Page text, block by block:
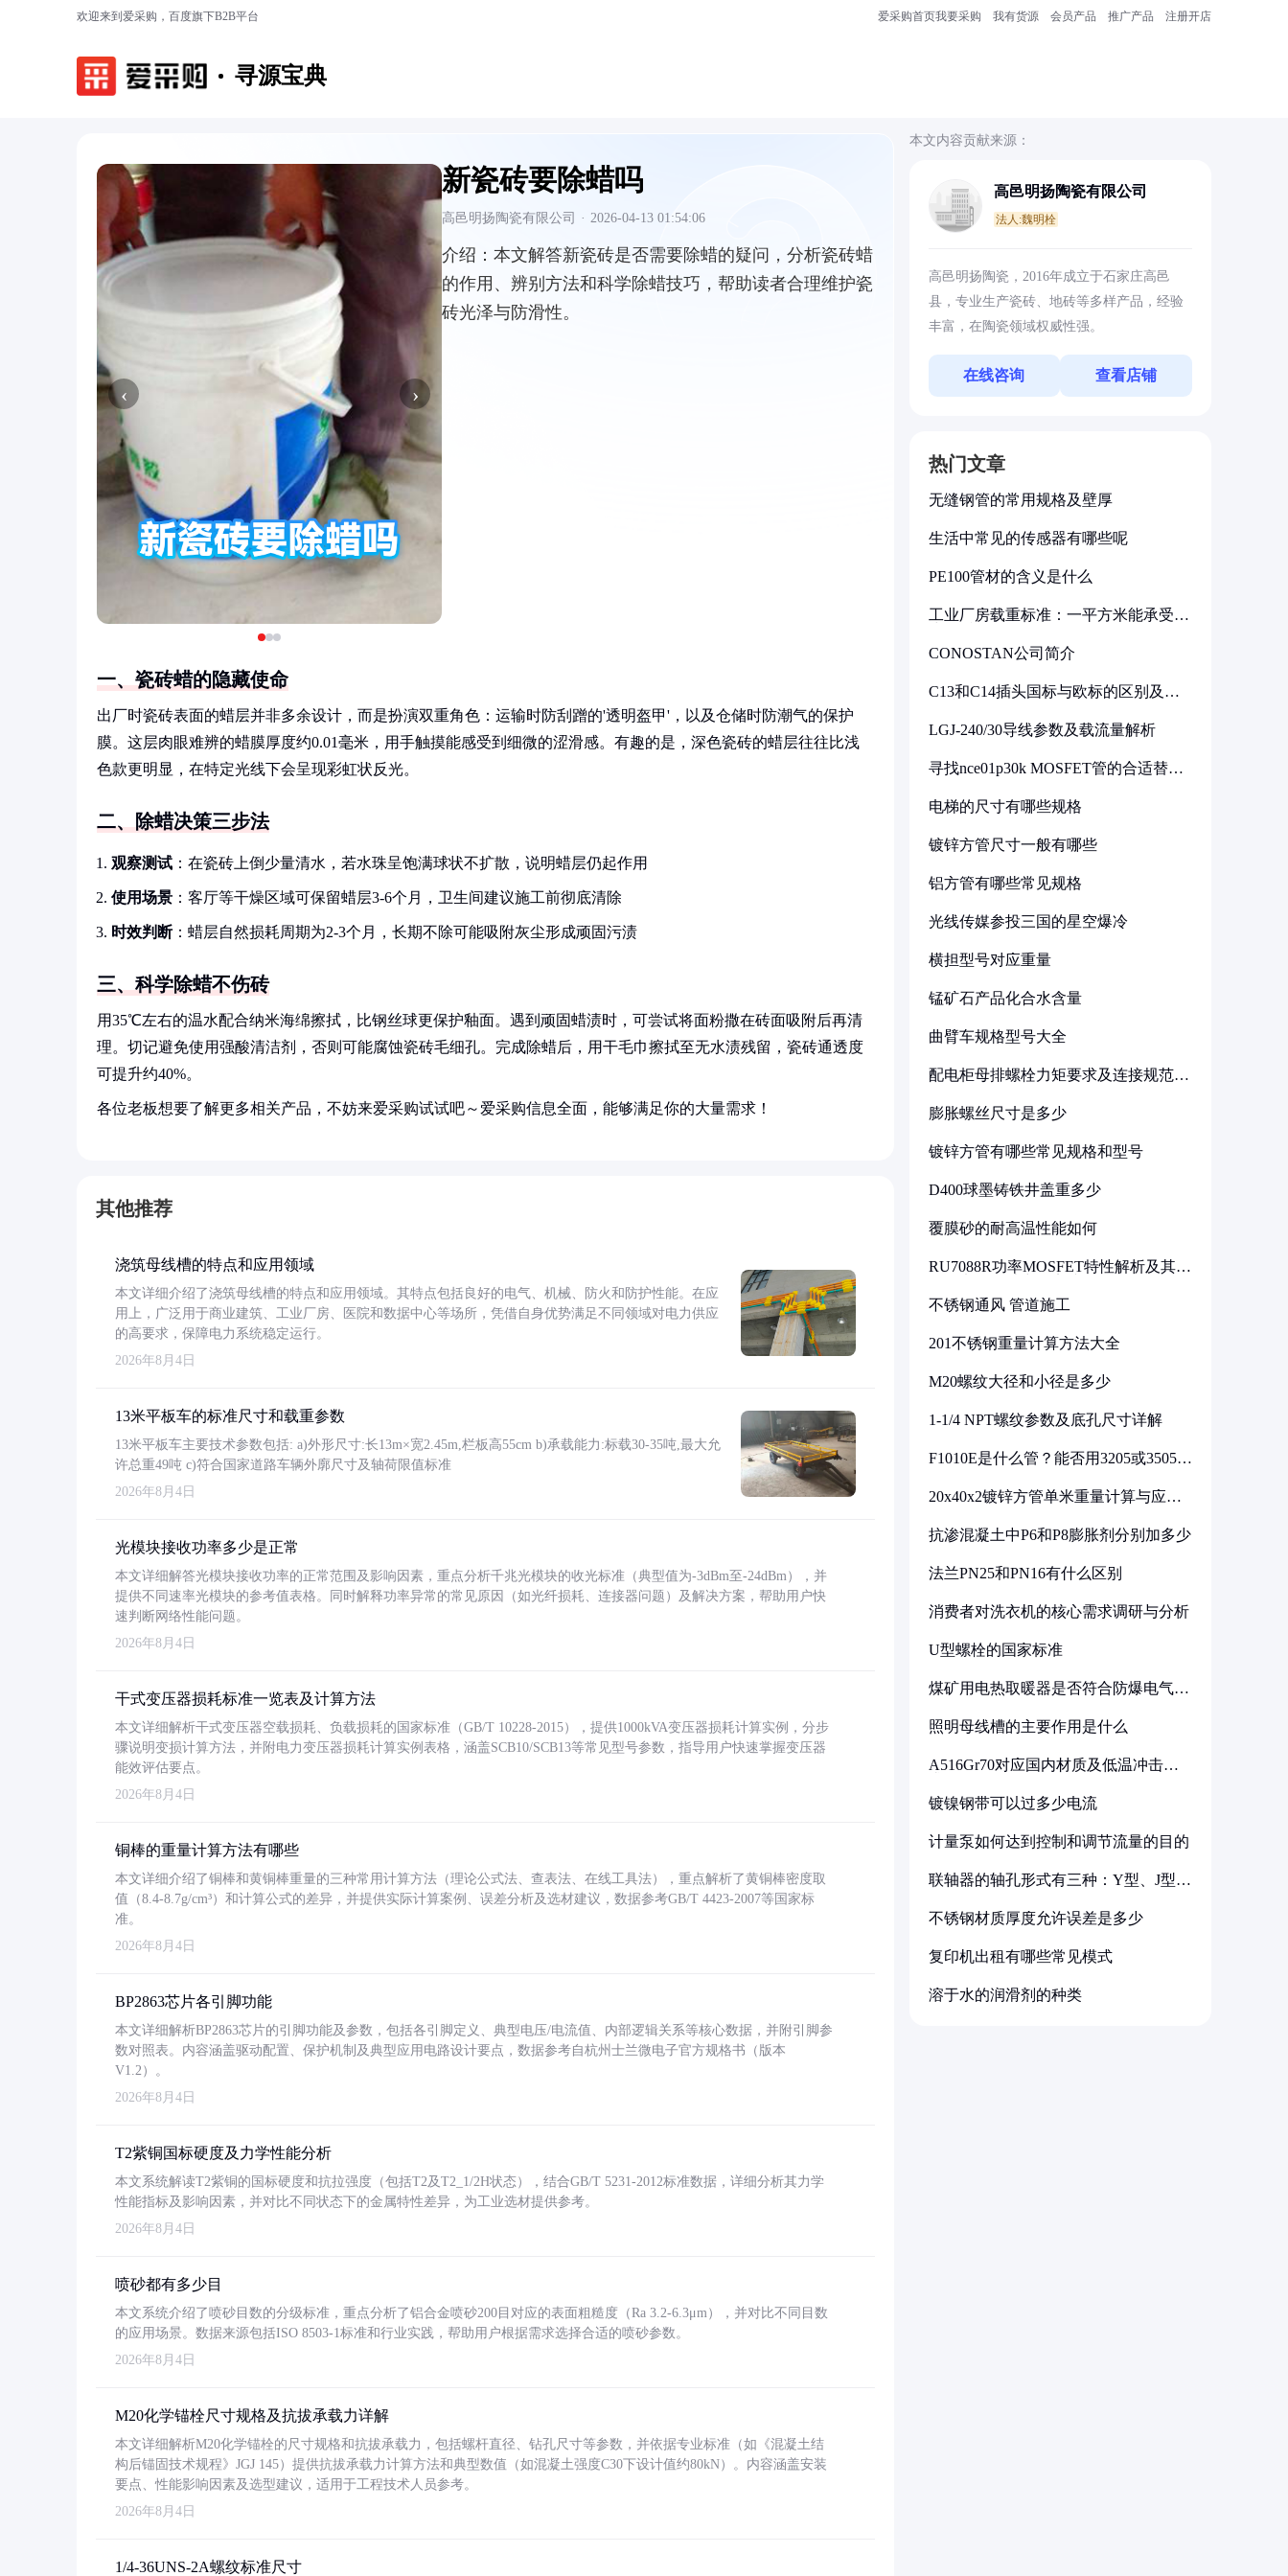
欢迎来到爱采购，百度旗下B2B平台 爱采购首页我要采购 我有货源 会员产品 推广产品 注册开店
寻源宝典
‹ ›
新瓷砖要除蜡吗
高邑明扬陶瓷有限公司 · 2026-04-13 01:54:06
介绍： 本文解答新瓷砖是否需要除蜡的疑问，分析瓷砖蜡
的作用、辨别方法和科学除蜡技巧，帮助读者合理维护瓷
砖光泽与防滑性。
一、瓷砖蜡的隐藏使命
出厂时瓷砖表面的蜡层并非多余设计，而是扮演双重角色：运输时防刮蹭的'透明盔甲'，以及仓储时防潮气的保护
膜。这层肉眼难辨的蜡膜厚度约0.01毫米，用手触摸能感受到细微的涩滑感。有趣的是，深色瓷砖的蜡层往往比浅
色款更明显，在特定光线下会呈现彩虹状反光。
二、除蜡决策三步法
观察测试 ：在瓷砖上倒少量清水，若水珠呈饱满球状不扩散，说明蜡层仍起作用
使用场景 ：客厅等干燥区域可保留蜡层3-6个月，卫生间建议施工前彻底清除
时效判断：蜡层自然损耗周期为2-3个月，长期不除可能吸附灰尘形成顽固污渍
三、科学除蜡不伤砖
用35℃左右的温水配合纳米海绵擦拭，比钢丝球更保护釉面。遇到顽固蜡渍时，可尝试将面粉撒在砖面吸附后再清
理。切记避免使用强酸清洁剂，否则可能腐蚀瓷砖毛细孔。完成除蜡后，用干毛巾擦拭至无水渍残留，瓷砖通透度
可提升约40%。
各位老板想要了解更多相关产品，不妨来爱采购试试吧～爱采购信息全面，能够满足你的大量需求！
其他推荐
浇筑母线槽的特点和应用领域
本文详细介绍了浇筑母线槽的特点和应用领域。其特点包括良好的电气、机械、防火和防护性能。在应
用上，广泛用于商业建筑、工业厂房、医院和数据中心等场所，凭借自身优势满足不同领域对电力供应
的高要求，保障电力系统稳定运行。
2026年8月4日
13米平板车的标准尺寸和载重参数
13米平板车主要技术参数包括: a)外形尺寸:长13m×宽2.45m,栏板高55cm b)承载能力:标载30-35吨,最大允
许总重49吨 c)符合国家道路车辆外廓尺寸及轴荷限值标准
2026年8月4日
光模块接收功率多少是正常
本文详细解答光模块接收功率的正常范围及影响因素，重点分析千兆光模块的收光标准（典型值为-3dBm至-24dBm），并
提供不同速率光模块的参考值表格。同时解释功率异常的常见原因（如光纤损耗、连接器问题）及解决方案，帮助用户快
速判断网络性能问题。
2026年8月4日
干式变压器损耗标准一览表及计算方法
本文详细解析干式变压器空载损耗、负载损耗的国家标准（GB/T 10228-2015），提供1000kVA变压器损耗计算实例，分步
骤说明变损计算方法，并附电力变压器损耗计算实例表格，涵盖SCB10/SCB13等常见型号参数，指导用户快速掌握变压器
能效评估要点。
2026年8月4日
铜棒的重量计算方法有哪些
本文详细介绍了铜棒和黄铜棒重量的三种常用计算方法（理论公式法、查表法、在线工具法），重点解析了黄铜棒密度取
值（8.4-8.7g/cm³）和计算公式的差异，并提供实际计算案例、误差分析及选材建议，数据参考GB/T 4423-2007等国家标
准。
2026年8月4日
BP2863芯片各引脚功能
本文详细解析BP2863芯片的引脚功能及参数，包括各引脚定义、典型电压/电流值、内部逻辑关系等核心数据，并附引脚参
数对照表。内容涵盖驱动配置、保护机制及典型应用电路设计要点，数据参考自杭州士兰微电子官方规格书（版本
V1.2）。
2026年8月4日
T2紫铜国标硬度及力学性能分析
本文系统解读T2紫铜的国标硬度和抗拉强度（包括T2及T2_1/2H状态），结合GB/T 5231-2012标准数据，详细分析其力学
性能指标及影响因素，并对比不同状态下的金属特性差异，为工业选材提供参考。
2026年8月4日
喷砂都有多少目
本文系统介绍了喷砂目数的分级标准，重点分析了铝合金喷砂200目对应的表面粗糙度（Ra 3.2-6.3μm），并对比不同目数
的应用场景。数据来源包括ISO 8503-1标准和行业实践，帮助用户根据需求选择合适的喷砂参数。
2026年8月4日
M20化学锚栓尺寸规格及抗拔承载力详解
本文详细解析M20化学锚栓的尺寸规格和抗拔承载力，包括螺杆直径、钻孔尺寸等参数，并依据专业标准（如《混凝土结
构后锚固技术规程》JGJ 145）提供抗拔承载力计算方法和典型数值（如混凝土强度C30下设计值约80kN）。内容涵盖安装
要点、性能影响因素及选型建议，适用于工程技术人员参考。
2026年8月4日
1/4-36UNS-2A螺纹标准尺寸
本文内容贡献来源：
高邑明扬陶瓷有限公司
法人:魏明栓
高邑明扬陶瓷，2016年成立于石家庄高邑
县，专业生产瓷砖、地砖等多样产品，经验
丰富，在陶瓷领域权威性强。
在线咨询 查看店铺
热门文章
无缝钢管的常用规格及壁厚
生活中常见的传感器有哪些呢
PE100管材的含义是什么
工业厂房载重标准：一平方米能承受多
CONOSTAN公司简介
C13和C14插头国标与欧标的区别及其
LGJ-240/30导线参数及载流量解析
寻找nce01p30k MOSFET管的合适替代
电梯的尺寸有哪些规格
镀锌方管尺寸一般有哪些
铝方管有哪些常见规格
光线传媒参投三国的星空爆冷
横担型号对应重量
锰矿石产品化合水含量
曲臂车规格型号大全
配电柜母排螺栓力矩要求及连接规范详
膨胀螺丝尺寸是多少
镀锌方管有哪些常见规格和型号
D400球墨铸铁井盖重多少
覆膜砂的耐高温性能如何
RU7088R功率MOSFET特性解析及其在
不锈钢通风 管道施工
201不锈钢重量计算方法大全
M20螺纹大径和小径是多少
1-1/4 NPT螺纹参数及底孔尺寸详解
F1010E是什么管？能否用3205或3505代
20x40x2镀锌方管单米重量计算与应用
抗渗混凝土中P6和P8膨胀剂分别加多少
法兰PN25和PN16有什么区别
消费者对洗衣机的核心需求调研与分析
U型螺栓的国家标准
煤矿用电热取暖器是否符合防爆电气设
照明母线槽的主要作用是什么
A516Gr70对应国内材质及低温冲击要
镀镍钢带可以过多少电流
计量泵如何达到控制和调节流量的目的
联轴器的轴孔形式有三种：Y型、J型、
不锈钢材质厚度允许误差是多少
复印机出租有哪些常见模式
溶于水的润滑剂的种类